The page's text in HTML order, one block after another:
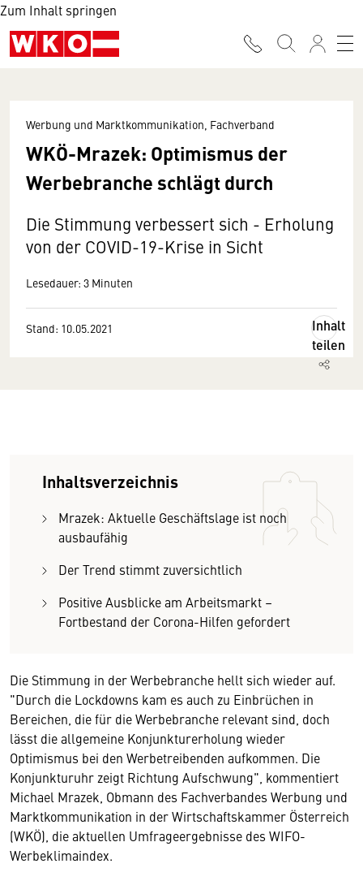
Zum Inhalt springen
Werbung und Marktkommunikation, Fachverband
WKÖ-Mrazek: Optimismus der
Werbebranche schlägt durch
Die Stimmung verbessert sich - Erholung
von der COVID-19-Krise in Sicht
Lesedauer: 3 Minuten
Stand: 10.05.2021
Inhalt
teilen
Inhaltsverzeichnis
Mrazek: Aktuelle Geschäftslage ist noch
ausbaufähig
Der Trend stimmt zuversichtlich
Positive Ausblicke am Arbeitsmarkt –
Fortbestand der Corona-Hilfen gefordert
Die Stimmung in der Werbebranche hellt sich wieder auf.
"Durch die Lockdowns kam es auch zu Einbrüchen in
Bereichen, die für die Werbebranche relevant sind, doch
lässt die allgemeine Konjunkturerholung wieder
Optimismus bei den Werbetreibenden aufkommen. Die
Konjunkturuhr zeigt Richtung Aufschwung", kommentiert
Michael Mrazek, Obmann des Fachverbandes Werbung und
Marktkommunikation in der Wirtschaftskammer Österreich
(WKÖ), die aktuellen Umfrageergebnisse des WIFO-
Werbeklimaindex.